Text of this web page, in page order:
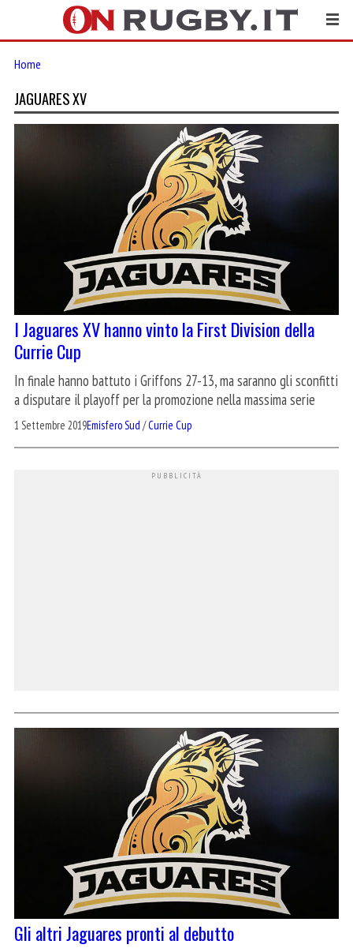
Home
JAGUARES XV
I Jaguares XV hanno vinto la First Division della
Currie Cup
In finale hanno battuto i Griffons 27-13, ma saranno gli sconfitti
a disputare il playoff per la promozione nella massima serie
1 Settembre 2019Emisfero Sud /Currie Cup
Gli altri Jaguares pronti al debutto